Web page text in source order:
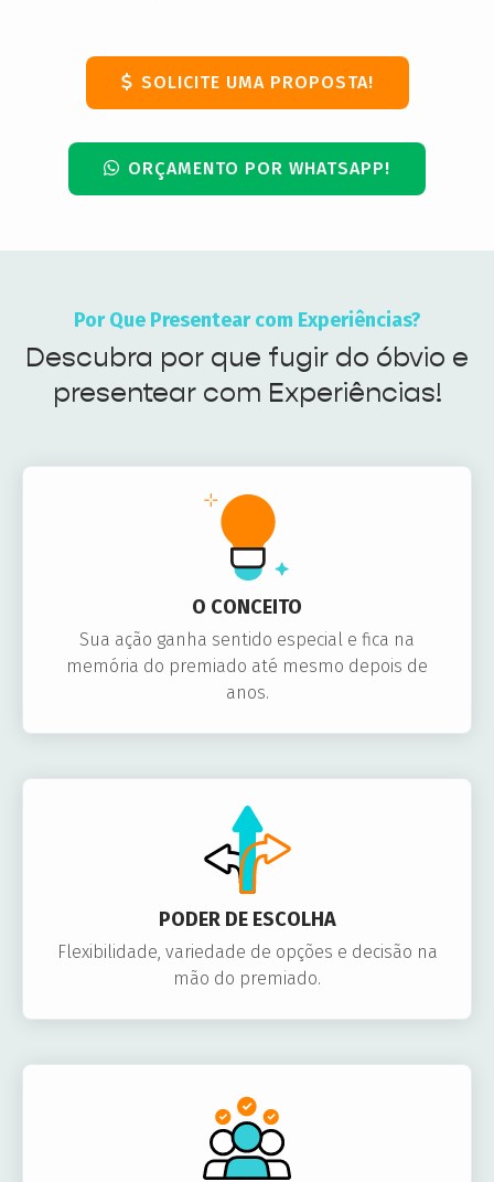
SOLICITE UMA PROPOSTA!
ORÇAMENTO POR WHATSAPP!
Por Que Presentear com Experiências?
Descubra por que fugir do óbvio e
presentear com Experiências!
O CONCEITO
Sua ação ganha sentido especial e fica na
memória do premiado até mesmo depois de
anos.
PODER DE ESCOLHA
Flexibilidade, variedade de opções e decisão na
mão do premiado.